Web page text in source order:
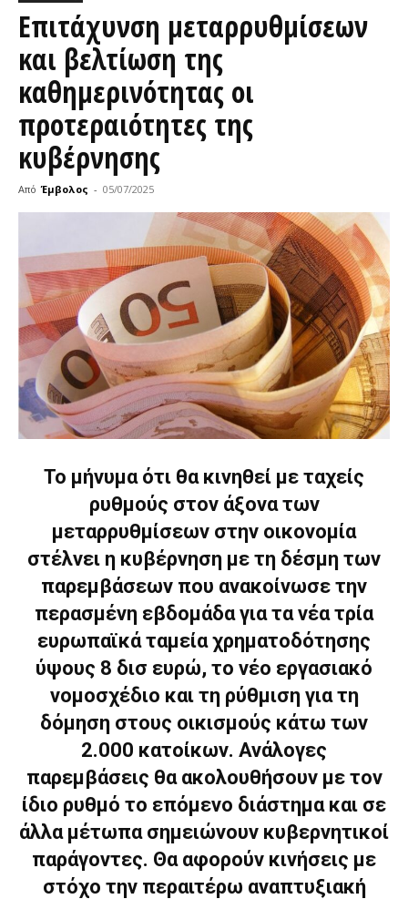
Επιτάχυνση μεταρρυθμίσεων
και βελτίωση της
καθημερινότητας οι
προτεραιότητες της
κυβέρνησης
Από Έμβολος - 05/07/2025
Το μήνυμα ότι θα κινηθεί με ταχείς
ρυθμούς στον άξονα των
μεταρρυθμίσεων στην οικονομία
στέλνει η κυβέρνηση με τη δέσμη των
παρεμβάσεων που ανακοίνωσε την
περασμένη εβδομάδα για τα νέα τρία
ευρωπαϊκά ταμεία χρηματοδότησης
ύψους 8 δισ ευρώ, το νέο εργασιακό
νομοσχέδιο και τη ρύθμιση για τη
δόμηση στους οικισμούς κάτω των
2.000 κατοίκων. Ανάλογες
παρεμβάσεις θα ακολουθήσουν με τον
ίδιο ρυθμό το επόμενο διάστημα και σε
άλλα μέτωπα σημειώνουν κυβερνητικοί
παράγοντες. Θα αφορούν κινήσεις με
στόχο την περαιτέρω αναπτυξιακή